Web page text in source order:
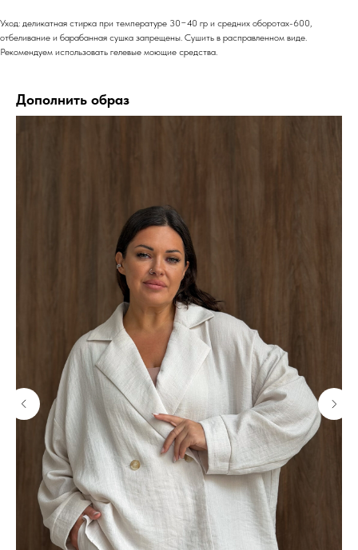
Уход: деликатная стирка при температуре 30−40 гр и средних оборотах-600,
отбеливание и барабанная сушка запрещены. Сушить в расправленном виде.
Рекомендуем использовать гелевые моющие средства.
Дополнить образ